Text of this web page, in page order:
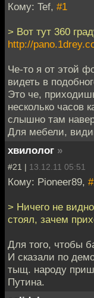
Кому: Tef, #1
> Вот тут 360
http://
Че-то я от этой
видеть в
Это че,
несколько часов
слышно там
Для мебели,
хвилолог »
#21 | 13.12.11 05:51
Кому: Pioneer89,
> Ничего не
стоял, зачем
Для того, чтобы
И сказали по
тыщ. народу
Путина.